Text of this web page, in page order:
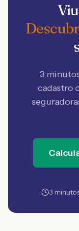
3
cadastro
3